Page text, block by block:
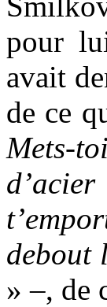
pour
avait
de ce
Mets-
debout
» –, de